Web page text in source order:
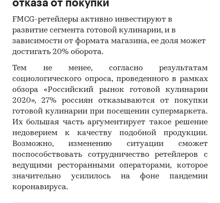
отказа от покупки
FMCG-ретейлеры активно инвестируют в
развитие сегмента готовой кулинарии, и в
зависимости от формата магазина, ее доля может
достигать 20% оборота.
Тем не менее, согласно результатам
социологического опроса, проведенного в рамках
обзора «Российский рынок готовой кулинарии
2020», 27% россиян отказываются от покупки
готовой кулинарии при посещении супермаркета.
Их большая часть аргументирует такое решение
недоверием к качеству подобной продукции.
Возможно, изменению ситуации сможет
поспособствовать сотрудничество ретейлеров с
ведущими ресторанными операторами, которое
значительно усилилось на фоне пандемии
коронавируса.